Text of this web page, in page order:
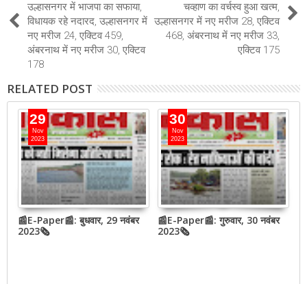
उल्हासनगर में भाजपा का सफाया,
विधायक रहे नदारद, उल्हासनगर में
नए मरीज 24, एक्टिव 459,
अंबरनाथ में नए मरीज 30, एक्टिव
178
चव्हाण का वर्चस्व हुआ खत्म,
उल्हासनगर में नए मरीज 28, एक्टिव
468, अंबरनाथ में नए मरीज 33,
एक्टिव 175
RELATED POST
29
Nov
2023
📰E-Paper📰: बुधवार, 29 नवंबर
2023🗞
30
Nov
2023
📰E-Paper📰: गुरुवार, 30 नवंबर
2023🗞